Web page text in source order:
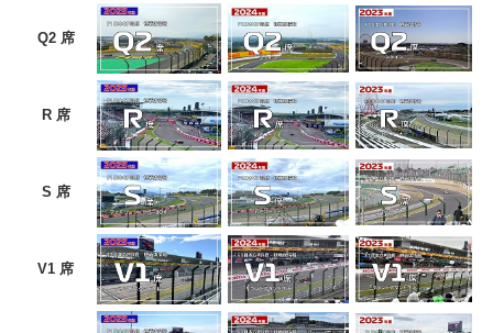
Q2 席
R 席
S 席
V1 席